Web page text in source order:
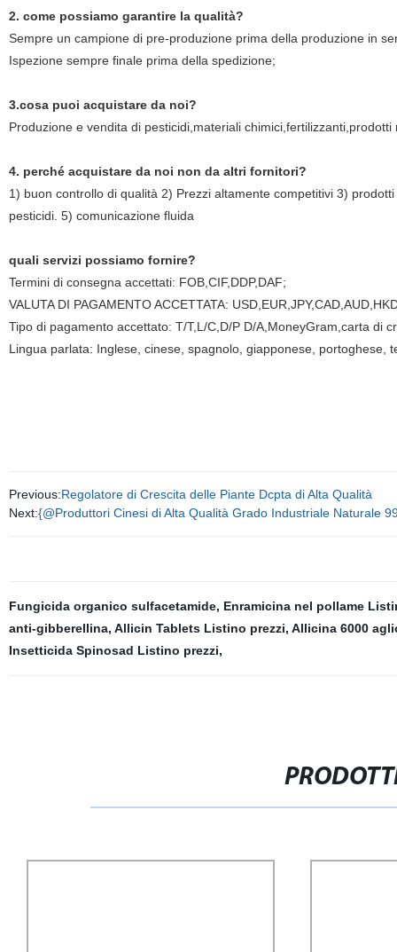
2. come possiamo garantire la qualità?
Sempre un campione di pre-produzione prima della produzione in
Ispezione sempre finale prima della spedizione;
3.cosa puoi acquistare da noi?
Produzione e vendita di pesticidi,materiali chimici,fertilizzanti,prodotti
4. perché acquistare da noi non da altri fornitori?
1) buon controllo di qualità 2) Prezzi altamente competitivi 3)
pesticidi. 5) comunicazione fluida
quali servizi possiamo fornire?
Termini di consegna accettati: FOB,CIF,DDP,DAF;
VALUTA DI PAGAMENTO ACCETTATA:
Tipo di pagamento accettato: T/T,L/C,D/P D/A,MoneyGram,carta di
Lingua parlata: Inglese, cinese, spagnolo, giapponese, portoghese,
Previous:Regolatore di Crescita delle Piante Dcpta di Alta Qualità
Next:{@Produttori Cinesi di Alta Qualità Grado Industriale Naturale
Fungicida organico sulfacetamide, Enramicina nel pollame
anti-gibberellina, Allicin Tablets Listino prezzi, Allicina 6000
Insetticida Spinosad Listino prezzi,